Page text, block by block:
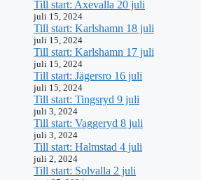
Till start: Axevalla 20 juli
juli 15, 2024
Till start: Karlshamn 18 juli
juli 15, 2024
Till start: Karlshamn 17 juli
juli 15, 2024
Till start: Jägersro 16 juli
juli 15, 2024
Till start: Tingsryd 9 juli
juli 3, 2024
Till start: Vaggeryd 8 juli
juli 3, 2024
Till start: Halmstad 4 juli
juli 2, 2024
Till start: Solvalla 2 juli